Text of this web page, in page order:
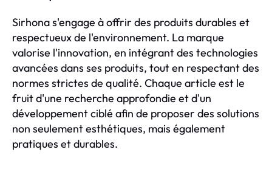
Sirhona s'engage à offrir des produits durables et
respectueux de l'environnement. La marque
valorise l'innovation, en intégrant des technologies
avancées dans ses produits, tout en respectant des
normes strictes de qualité. Chaque article est le
fruit d'une recherche approfondie et d'un
développement ciblé afin de proposer des solutions
non seulement esthétiques, mais également
pratiques et durables.